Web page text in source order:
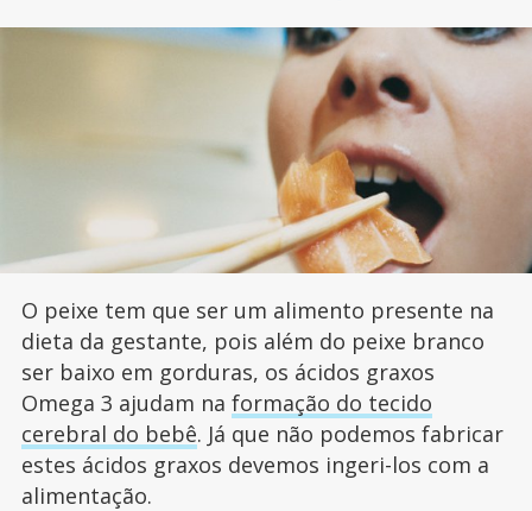
O peixe tem que ser um alimento presente na
dieta da gestante, pois além do peixe branco
ser baixo em gorduras, os ácidos graxos
Omega 3 ajudam na formação do tecido
cerebral do bebê. Já que não podemos fabricar
estes ácidos graxos devemos ingeri-los com a
alimentação.